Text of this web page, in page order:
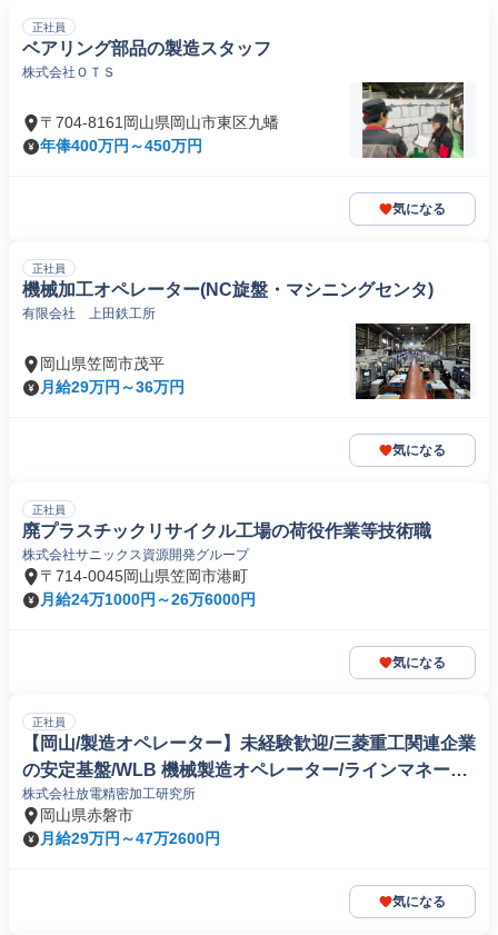
正社員
ベアリング部品の製造スタッフ
株式会社ＯＴＳ
〒704-8161岡山県岡山市東区九蟠
年俸400万円～450万円
気になる
正社員
機械加工オペレーター(NC旋盤・マシニングセンタ)
有限会社 上田鉄工所
岡山県笠岡市茂平
月給29万円～36万円
気になる
正社員
廃プラスチックリサイクル工場の荷役作業等技術職
株式会社サニックス資源開発グループ
〒714-0045岡山県笠岡市港町
月給24万1000円～26万6000円
気になる
正社員
【岡山/製造オペレーター】未経験歓迎/三菱重工関連企業
の安定基盤/WLB 機械製造オペレーター/ラインマネージ
ャー
株式会社放電精密加工研究所
岡山県赤磐市
月給29万円～47万2600円
気になる